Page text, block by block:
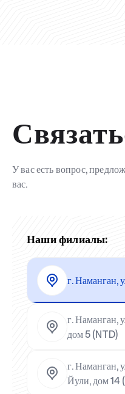
У вас есть вопрос,
вас.
Наши филиалы:
г. Наманган,
г. Наманган,
дом 5 (NTD)
г. Наманган,
Йули, дом 14